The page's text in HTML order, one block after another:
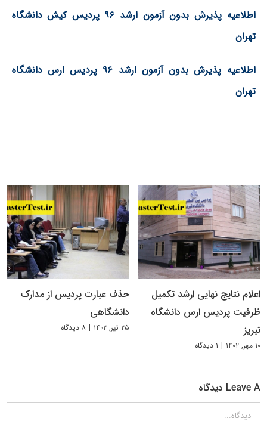
اطلاعیه پذیرش بدون آزمون ارشد ۹۶ پردیس کیش دانشگاه
تهران
اطلاعیه پذیرش بدون آزمون ارشد ۹۶ پردیس ارس دانشگاه
تهران
اعلام نتایج نهایی ارشد تکمیل
ظرفیت پردیس ارس دانشگاه
تبریز
۱۰ مهر, ۱۴۰۲ | ۱ دیدگاه
حذف عبارت پردیس از مدارک
دانشگاهی
۲۵ تیر, ۱۴۰۲ | ۸ دیدگاه
Leave A دیدگاه
دیدگاه